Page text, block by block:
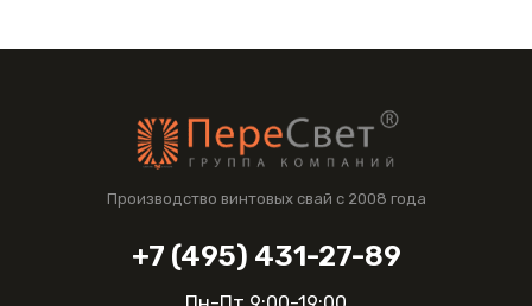
Производство винтовых свай с 2008 года
+7 (495) 431-27-89